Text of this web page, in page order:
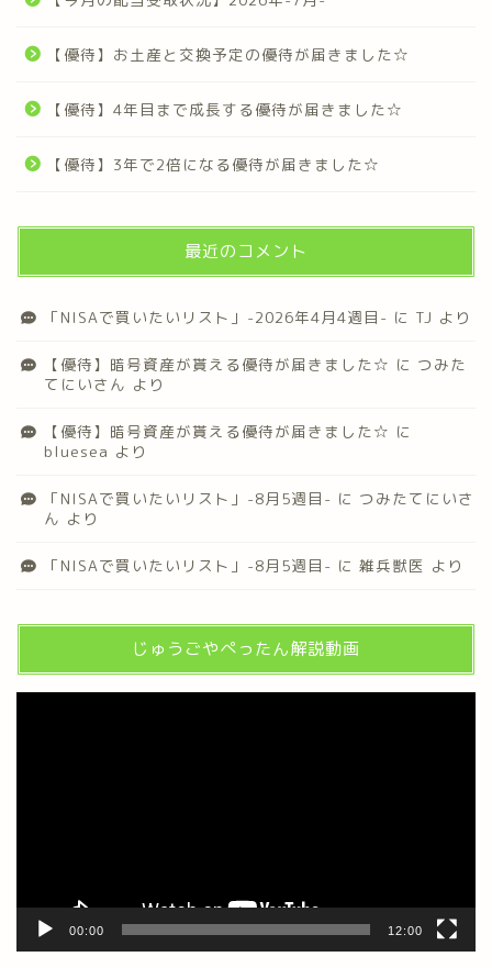
【優待】お土産と交換予定の優待が届きました☆
【優待】4年目まで成長する優待が届きました☆
【優待】3年で2倍になる優待が届きました☆
最近のコメント
「NISAで買いたいリスト」-2026年4月4週目- に TJ より
【優待】暗号資産が貰える優待が届きました☆ に つみた
てにいさん より
【優待】暗号資産が貰える優待が届きました☆ に
bluesea より
「NISAで買いたいリスト」-8月5週目- に つみたてにいさ
ん より
「NISAで買いたいリスト」-8月5週目- に 雑兵獣医 より
じゅうごやぺったん解説動画
00:00 12:00